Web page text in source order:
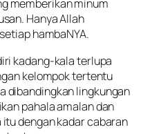
memberikan minum
Hanya Allah
hambaNYA.
kadang-kala terlupa
kelompok tertentu
dibandingkan lingkungan
pahala amalan dan
dengan kadar cabaran